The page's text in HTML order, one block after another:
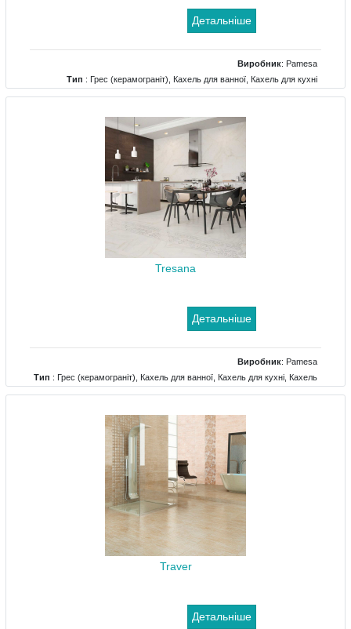
Детальніше
Виробник: Pamesa
Тип : Грес (керамограніт), Кахель для ванної, Кахель для кухні
Tresana
Детальніше
Виробник: Pamesa
Тип : Грес (керамограніт), Кахель для ванної, Кахель для кухні, Кахель
для холу
Traver
Детальніше